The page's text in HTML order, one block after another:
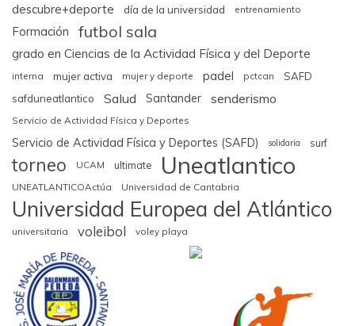
descubre+deporte día de la universidad entrenamiento
Formación futbol sala
grado en Ciencias de la Actividad Física y del Deporte
interna mujer activa mujer y deporte padel pctcan
SAFD
safduneatlantico
Salud Santander senderismo
Servicio de Actividad Física y Deportes
Servicio de Actividad Física y Deportes (SAFD) solidaria surf
torneo UCAM ultimate Uneatlantico
UNEATLANTICOActúa Universidad de Cantabria
Universidad Europea del Atlántico
universitaria voleibol voley playa